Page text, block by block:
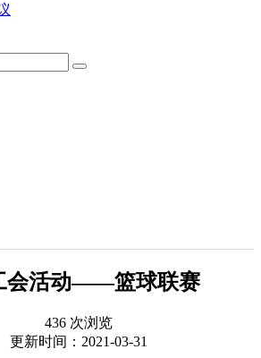
会活动——篮球联赛
436 次浏览
更新时间：2021-03-31